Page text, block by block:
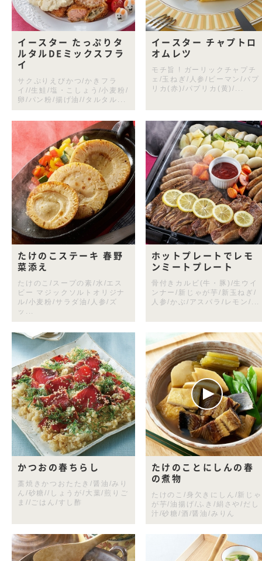
イースター たっぷりタ
ルタルDEミックスフラ
イ
サクぷりえびかつ/かきフラ
イ//生鮭/塩・こしょう/小麦粉/
卵/パン粉/揚げ油//タルタル...
イースター チャプトロ
オムレツ
モチ旨 ! ガーリックチャプチ
ェ/玉ねぎ/人参/ピーマン/パプ
リカ(赤)/パプリカ(黄)/...
たけのこステーキ 春野
菜添え
たけのこ/スープの素/水/エス
ビー マジックソルトオリジナ
ル/小麦粉/サラダ油/人参/ズ
ッ...
ホットプレートでレモ
ンミートプレート
骨付きカルビ(牛・豚)/生ウイ
ンナー/新じゃが芋/新玉ねぎ/
人参/かぶ/アスパラ/レモン/...
かつおの春ちらし
藁焼きかつおたたき/醤油/みり
ん/砂糖//しょうが/大葉/煎りご
ま//ごはん/すし酢
たけのことにしんの春
の煮物
たけのこ/身欠きにしん/新じゃ
が芋/油揚げ/ふき/絹さや/だし
汁/砂糖/酒/醤油/みりん